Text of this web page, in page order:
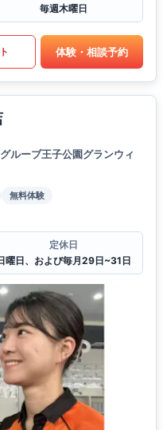
毎週木曜日
体験・相談予約
ルーブ王子公園グランウィ
無料体験
定休日
曜日、および毎月29日~31日